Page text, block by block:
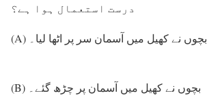
درست استعمال ہوا ہے؟
(A) بچوں نے کھیل میں آسمان سر پر اٹھا لیا۔
(B) بچوں نے کھیل میں آسمان پر چڑھ گئے۔